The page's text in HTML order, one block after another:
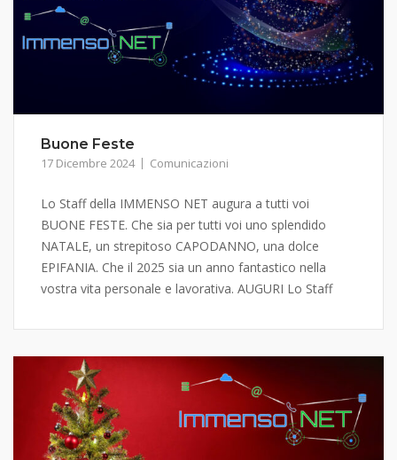
Buone Feste
17 Dicembre 2024 Comunicazioni
Lo Staff della IMMENSO NET augura a tutti voi
BUONE FESTE. Che sia per tutti voi uno splendido
NATALE, un strepitoso CAPODANNO, una dolce
EPIFANIA. Che il 2025 sia un anno fantastico nella
vostra vita personale e lavorativa. AUGURI Lo Staff